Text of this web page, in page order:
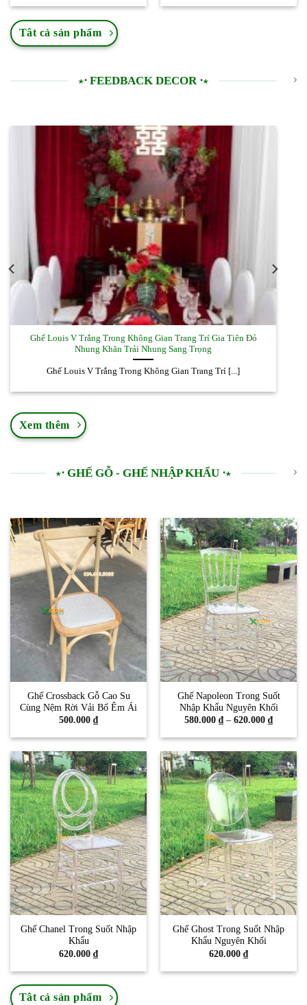
từ
Tât cả sản phẩm
⋆⋅ FEEDBACK DECOR ⋅⋆
Ghế Louis V Trắng Trong Không Gian Trang Trí Gia Tiên Đỏ
Nhung Khăn Trải Nhung Sang Trọng
Ghế Louis V Trắng Trong Không Gian Trang Trí [...]
Xem thêm
⋆⋅ GHẾ GỖ - GHẾ NHẬP KHẨU ⋅⋆
Ghế Crossback Gỗ Cao Su
Cùng Nệm Rời Vải Bố Êm Ái
500.000 ₫
Ghế Napoleon Trong Suốt
Nhập Khẩu Nguyên Khối
580.000 ₫ – 620.000 ₫Khoảng
từ
đến
620.000
Ghế Chanel Trong Suốt Nhập
Khẩu
620.000 ₫
Ghế Ghost Trong Suốt Nhập
Khẩu Nguyên Khối
620.000 ₫
Tât cả sản phẩm